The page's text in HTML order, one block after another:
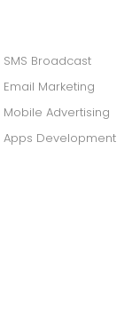
SMS Broadcast
Email Marketing
Mobile Advertising
Apps Development